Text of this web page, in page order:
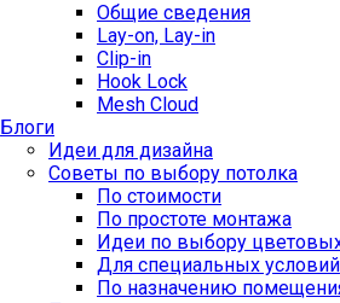
Общие сведения
Lay-on, Lay-in
Clip-in
Hook Lock
Mesh Cloud
Блоги
Идеи для дизайна
Советы по выбору потолка
По стоимости
По простоте монтажа
Идеи по выбору
Для специальных условий
По назначению